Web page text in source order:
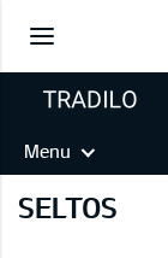
Menu
SELTOS